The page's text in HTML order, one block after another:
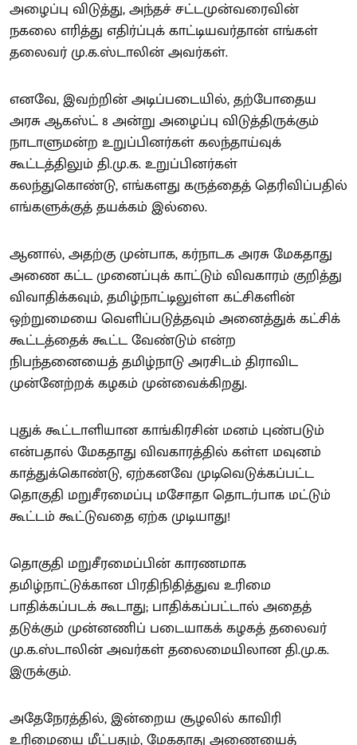
அழைப்பு விடுத்து, அந்தச் சட்டமுன்வரைவின்
நகலை எரித்து எதிர்ப்புக் காட்டியவர்தான் எங்கள்
தலைவர் மு.க.ஸ்டாலின் அவர்கள்.
எனவே, இவற்றின் அடிப்படையில், தற்போதைய
அரசு ஆகஸ்ட் 8 அன்று அழைப்பு விடுத்திருக்கும்
நாடாளுமன்ற உறுப்பினர்கள் கலந்தாய்வுக்
கூட்டத்திலும் தி.மு.க. உறுப்பினர்கள்
கலந்துகொண்டு, எங்களது கருத்தைத் தெரிவிப்பதில்
எங்களுக்குத் தயக்கம் இல்லை.
ஆனால், அதற்கு முன்பாக, கர்நாடக அரசு மேகதாது
அணை கட்ட முனைப்புக் காட்டும் விவகாரம் குறித்து
விவாதிக்கவும், தமிழ்நாட்டிலுள்ள கட்சிகளின்
ஒற்றுமையை வெளிப்படுத்தவும் அனைத்துக் கட்சிக்
கூட்டத்தைக் கூட்ட வேண்டும் என்ற
நிபந்தனையைத் தமிழ்நாடு அரசிடம் திராவிட
முன்னேற்றக் கழகம் முன்வைக்கிறது.
புதுக் கூட்டாளியான காங்கிரசின் மனம் புண்படும்
என்பதால் மேகதாது விவகாரத்தில் கள்ள மவுனம்
காத்துக்கொண்டு, ஏற்கனவே முடிவெடுக்கப்பட்ட
தொகுதி மறுசீரமைப்பு மசோதா தொடர்பாக மட்டும்
கூட்டம் கூட்டுவதை ஏற்க முடியாது!
தொகுதி மறுசீரமைப்பின் காரணமாக
தமிழ்நாட்டுக்கான பிரதிநிதித்துவ உரிமை
பாதிக்கப்படக் கூடாது; பாதிக்கப்பட்டால் அதைத்
தடுக்கும் முன்னணிப் படையாகக் கழகத் தலைவர்
மு.க.ஸ்டாலின் அவர்கள் தலைமையிலான தி.மு.க.
இருக்கும்.
அதேநேரத்தில், இன்றைய சூழலில் காவிரி
உரிமையை மீட்பதும், மேகதாது அணையைத்